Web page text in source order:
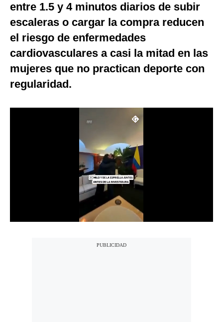
Internacional
Club del Suscriptor
Mix
G de Gestión
Notas Contratadas
entre 1.5 y 4 minutos diarios de subir
escaleras o cargar la compra reducen
el riesgo de enfermedades
cardiovasculares a casi la mitad en las
mujeres que no practican deporte con
regularidad.